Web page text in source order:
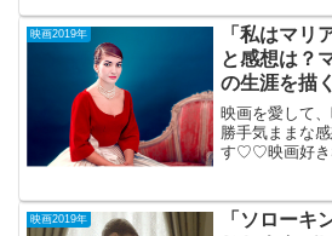
日公開（101
公...
映画2019年
「私はマリ
と感想は？
の生涯を描
映画を愛して
勝手気ままな
す♡♡映画好き
紀最高のオペ
乱の...
映画2019年
「ソローキ